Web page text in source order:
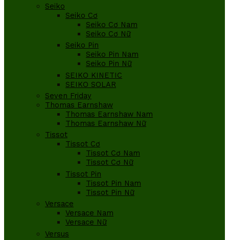
Seiko
Seiko Cơ
Seiko Cơ Nam
Seiko Cơ Nữ
Seiko Pin
Seiko Pin Nam
Seiko Pin Nữ
SEIKO KINETIC
SEIKO SOLAR
Seven Friday
Thomas Earnshaw
Thomas Earnshaw Nam
Thomas Earnshaw Nữ
Tissot
Tissot Cơ
Tissot Cơ Nam
Tissot Cơ Nữ
Tissot Pin
Tissot Pin Nam
Tissot Pin Nữ
Versace
Versace Nam
Versace Nữ
Versus